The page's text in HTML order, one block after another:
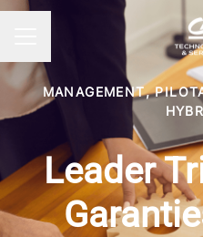
MANAGEMENT,
Leader